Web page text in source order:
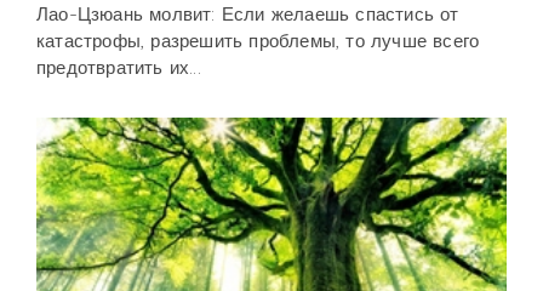
Лао-Цзюань молвит: Если желаешь спастись от
катастрофы, разрешить проблемы, то лучше всего
предотвратить их...